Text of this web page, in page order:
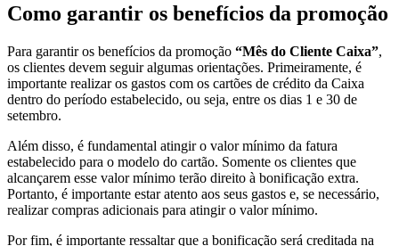
Como garantir os benefícios da promoção
Para garantir os benefícios da promoção “Mês do Cliente Caixa”,
os clientes devem seguir algumas orientações. Primeiramente, é
importante realizar os gastos com os cartões de crédito da Caixa
dentro do período estabelecido, ou seja, entre os dias 1 e 30 de
setembro.
Além disso, é fundamental atingir o valor mínimo da fatura
estabelecido para o modelo do cartão. Somente os clientes que
alcançarem esse valor mínimo terão direito à bonificação extra.
Portanto, é importante estar atento aos seus gastos e, se necessário,
realizar compras adicionais para atingir o valor mínimo.
Por fim, é importante ressaltar que a bonificação será creditada na